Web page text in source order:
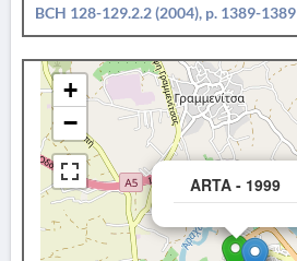
BCH 128-129.2.2 (2004), p. 1389-1389
ARTA - 1999
+
−